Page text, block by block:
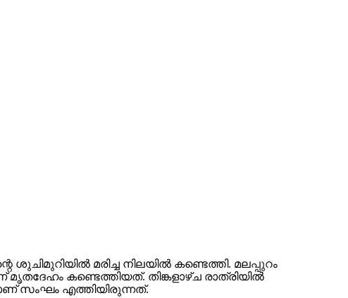
മരിച്ച നിലയില്‍ കണ്ടെത്തി. മലപ്പുറം
കണ്ടെത്തിയത്. തിങ്കളാഴ്ച രാത്രിയില്‍
സംഘം എത്തിയിരുന്നത്.